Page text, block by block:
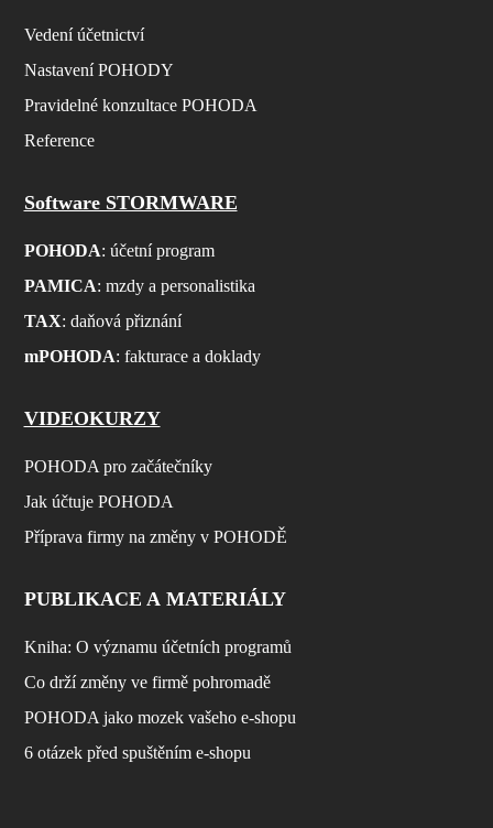
Vedení účetnictví
Nastavení POHODY
Pravidelné konzultace POHODA
Reference
Software STORMWARE
POHODA: účetní program
PAMICA: mzdy a personalistika
TAX: daňová přiznání
mPOHODA: fakturace a doklady
VIDEOKURZY
POHODA pro začátečníky
Jak účtuje POHODA
Příprava firmy na změny v POHODĚ
PUBLIKACE A MATERIÁLY
Kniha: O významu účetních programů
Co drží změny ve firmě pohromadě
POHODA jako mozek vašeho e-shopu
6 otázek před spuštěním e-shopu